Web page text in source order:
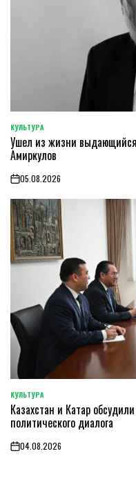
POSTED
IN
КУЛЬТУРА
Ушел из жизни выдающийся
Амиркулов
on05.08.2026
POSTED
IN
КУЛЬТУРА
Казахстан и Катар
политического диалога
on04.08.2026